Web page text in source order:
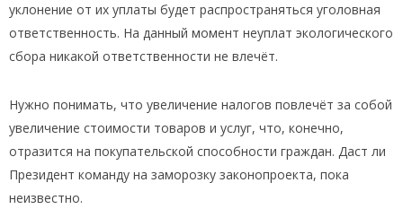
уклонение от их уплаты будет распространяться уголовная
ответственность. На данный момент неуплат экологического
сбора никакой ответственности не влечёт.
Нужно понимать, что увеличение налогов повлечёт за собой
увеличение стоимости товаров и услуг, что, конечно,
отразится на покупательской способности граждан. Даст ли
Президент команду на заморозку законопроекта, пока
неизвестно.